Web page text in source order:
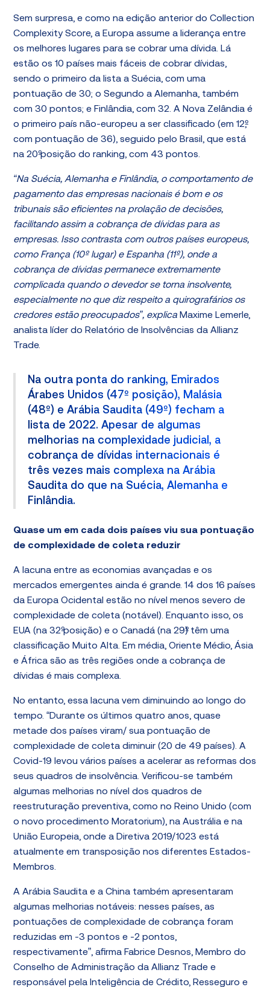
Sem surpresa, e como na edição anterior do Collection
Complexity Score, a Europa assume a liderança entre
os melhores lugares para se cobrar uma dívida. Lá
estão os 10 países mais fáceis de cobrar dívidas,
sendo o primeiro da lista a Suécia, com uma
pontuação de 30; o Segundo a Alemanha, também
com 30 pontos; e Finlândia, com 32. A Nova Zelândia é
o primeiro país não-europeu a ser classificado (em 12º,
com pontuação de 36), seguido pelo Brasil, que está
na 20º posição do ranking, com 43 pontos.
“Na Suécia, Alemanha e Finlândia, o comportamento de
pagamento das empresas nacionais é bom e os
tribunais são eficientes na prolação de decisões,
facilitando assim a cobrança de dívidas para as
empresas. Isso contrasta com outros países europeus,
como França (10º lugar) e Espanha (11º), onde a
cobrança de dívidas permanece extremamente
complicada quando o devedor se torna insolvente,
especialmente no que diz respeito a quirografários os
credores estão preocupados”, explica Maxime Lemerle,
analista líder do Relatório de Insolvências da Allianz
Trade.
Na outra ponta do ranking, Emirados
Árabes Unidos (47º posição), Malásia
(48º) e Arábia Saudita (49º) fecham a
lista de 2022. Apesar de algumas
melhorias na complexidade judicial, a
cobrança de dívidas internacionais é
três vezes mais complexa na Arábia
Saudita do que na Suécia, Alemanha e
Finlândia.
Quase um em cada dois países viu sua pontuação
de complexidade de coleta reduzir
A lacuna entre as economias avançadas e os
mercados emergentes ainda é grande. 14 dos 16 países
da Europa Ocidental estão no nível menos severo de
complexidade de coleta (notável). Enquanto isso, os
EUA (na 32º posição) e o Canadá (na 29º) têm uma
classificação Muito Alta. Em média, Oriente Médio, Ásia
e África são as três regiões onde a cobrança de
dívidas é mais complexa.
No entanto, essa lacuna vem diminuindo ao longo do
tempo. “Durante os últimos quatro anos, quase
metade dos países viram/ sua pontuação de
complexidade de coleta diminuir (20 de 49 países). A
Covid-19 levou vários países a acelerar as reformas dos
seus quadros de insolvência. Verificou-se também
algumas melhorias no nível dos quadros de
reestruturação preventiva, como no Reino Unido (com
o novo procedimento Moratorium), na Austrália e na
União Europeia, onde a Diretiva 2019/1023 está
atualmente em transposição nos diferentes Estados-
Membros.
A Arábia Saudita e a China também apresentaram
algumas melhorias notáveis: nesses países, as
pontuações de complexidade de cobrança foram
reduzidas em -3 pontos e -2 pontos,
respectivamente”, afirma Fabrice Desnos, Membro do
Conselho de Administração da Allianz Trade e
responsável pela Inteligência de Crédito, Resseguro e